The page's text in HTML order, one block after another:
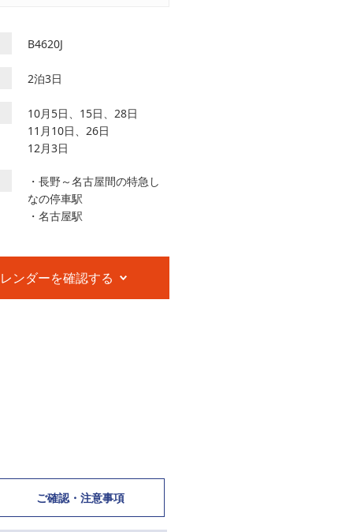
B4620J
2泊3日
10月5日、15日、28日
11月10日、26日
12月3日
・長野～名古屋間の特急し
なの停車駅
・名古屋駅
ンダーを確認する
ご確認・ 注意事項